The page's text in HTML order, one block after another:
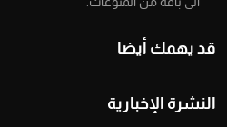
قد يهمك أيضا
النشرة الإخبارية